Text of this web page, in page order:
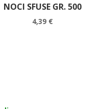
NOCI SFUSE GR. 500
4,39 €